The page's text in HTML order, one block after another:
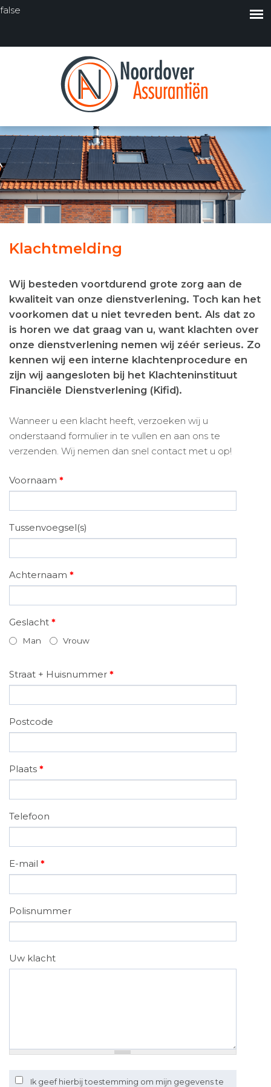
false
Klachtmelding
Wij besteden voortdurend grote zorg aan de
kwaliteit van onze dienstverlening. Toch kan het
voorkomen dat u niet tevreden bent. Als dat zo
is horen we dat graag van u, want klachten over
onze dienstverlening nemen wij zéér serieus. Zo
kennen wij een interne klachtenprocedure en
zijn wij aangesloten bij het Klachteninstituut
Financiële Dienstverlening (Kifid).
Wanneer u een klacht heeft, verzoeken wij u
onderstaand formulier in te vullen en aan ons te
verzenden. Wij nemen dan snel contact met u op!
Voornaam *
Tussenvoegsel(s)
Achternaam *
Geslacht *
Man Vrouw
Straat + Huisnummer *
Postcode
Plaats *
Telefoon
E-mail *
Polisnummer
Uw klacht
Ik geef hierbij toestemming om mijn gegevens te